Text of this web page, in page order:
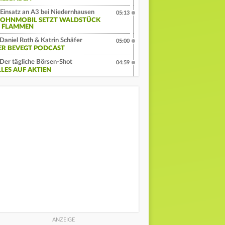
Einsatz an A3 bei Niedernhausen
SETZT WALDSTÜCK
FLAMMEN
05:13
Daniel Roth & Katrin Schäfer
BEVEGT PODCAST
05:00
Der tägliche Börsen-Shot
AUF AKTIEN
04:59